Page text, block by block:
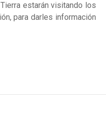
estarán visitando los
para darles información